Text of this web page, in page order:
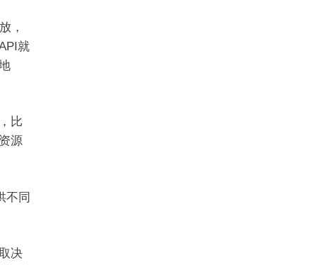
，
就
比
源
不同
决